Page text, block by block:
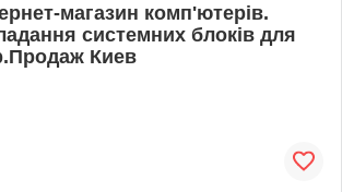
магазин комп'ютерів.
системних блоків для
Киев